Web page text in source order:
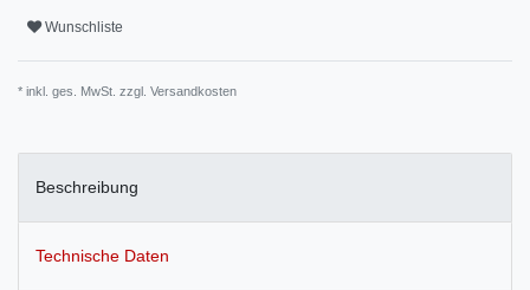
Wunschliste
* inkl. ges. MwSt. zzgl. Versandkosten
Beschreibung
Technische Daten